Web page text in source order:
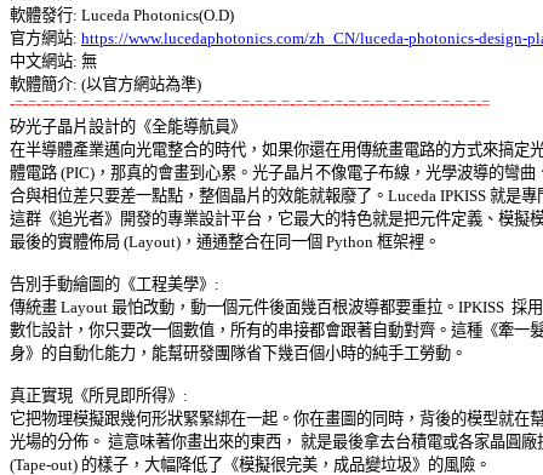
軟體發行: Luceda Photonics(O.D)
官方網站: https://www.lucedaphotonics.com/zh_CN/luceda-photonics-design-
中文網站: 無
-=-=-=-=-=-=-=-=-=-=-=-=-=-=-=-=-=-=-=-=-=-=-=-=-=-=-=-=-=-=-=-=-=-=-=-=
矽光子晶片設計的《全能導航員》
在半導體產業邁向光電整合的時代，如果你還在用傳統畫電路的方式來搞定
體電路 (PIC)，那真的會畫到心累。光子晶片不像電子布線，光學波導的彎曲
合與相位差只要差一點點，整個晶片的效能就報廢了。Luceda IPKISS 就是
這群《追光者》開發的專業設計平台，它最大的特色就是把元件定義、模擬
最後的實體佈局 (Layout)，通通整合在同一個 Python 框架裡。
告別手動繪圖的《工程美學》:
傳統畫 Layout 最怕改動，動一個元件後面幾百根波導都要重拉。IPKISS  採
數化設計，你只要改一個數值，所有的串接都會跟著自動對齊。這種《牽一
身》的自動化能力，能幫研發團隊省下幾百個小時的純手工勞動。
真正實現《所見即所得》:
它把物理模擬跟幾何形狀緊緊綁在一起。你在畫圖的同時，背後的模型就在
光場的分佈。 這意味著你畫出來的東西， 就是最後拿去台積電或各家晶圓
(Tape-out) 的樣子，大幅降低了《模擬很完美，成品變垃圾》的風險。